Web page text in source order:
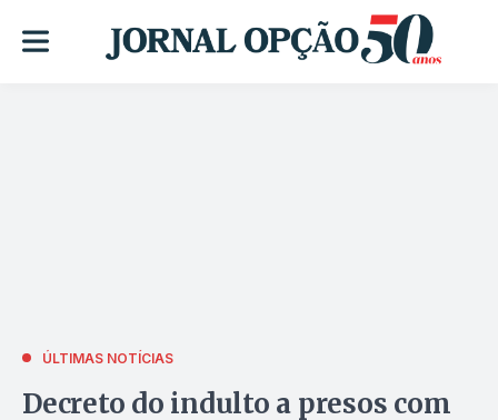
ÚLTIMAS NOTÍCIAS
Decreto do indulto a presos com